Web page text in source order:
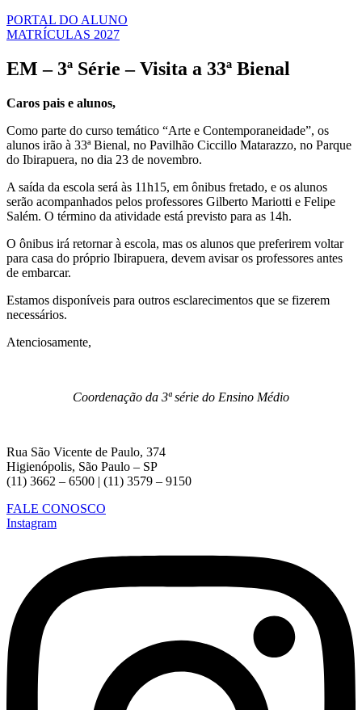
PORTAL DO ALUNO
MATRÍCULAS 2027
EM – 3ª Série – Visita a 33ª Bienal
Caros pais e alunos,
Como parte do curso temático “Arte e Contemporaneidade”, os
alunos irão à 33ª Bienal, no Pavilhão Ciccillo Matarazzo, no Parque
do Ibirapuera, no dia 23 de novembro.
A saída da escola será às 11h15, em ônibus fretado, e os alunos
serão acompanhados pelos professores Gilberto Mariotti e Felipe
Salém. O término da atividade está previsto para as 14h.
O ônibus irá retornar à escola, mas os alunos que preferirem voltar
para casa do próprio Ibirapuera, devem avisar os professores antes
de embarcar.
Estamos disponíveis para outros esclarecimentos que se fizerem
necessários.
Atenciosamente,
Coordenação da 3ª série do Ensino Médio
Rua São Vicente de Paulo, 374
Higienópolis, São Paulo – SP
(11) 3662 – 6500 | (11) 3579 – 9150
FALE CONOSCO
Instagram